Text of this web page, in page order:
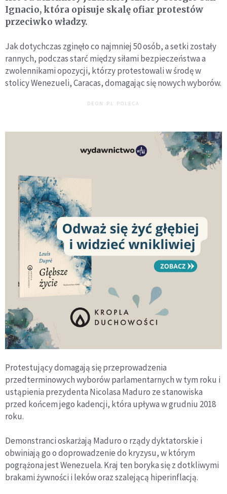
Ignacio, która opisuje skalę ofiar protestów
przeciwko władzy.
Jak dotychczas zginęło co najmniej 50 osób, a setki zostały
rannych, podczas starć między siłami bezpieczeństwa a
zwolennikami opozycji, którzy protestowali w środę w
stolicy Wenezueli, Caracas, domagając się nowych wyborów.
DEON.PL POLECA
Protestujący domagają się przeprowadzenia
przedterminowych wyborów parlamentarnych w tym roku i
ustąpienia prezydenta Nicolasa Maduro ze stanowiska
przed końcem jego kadencji, która upływa w grudniu 2018
roku.
Demonstranci oskarżają Maduro o rządy dyktatorskie i
obwiniają go o doprowadzenie do kryzysu, w którym
pogrążona jest Wenezuela. Kraj ten boryka się z dotkliwymi
brakami żywności i leków oraz szalejącą hiperinflacją.